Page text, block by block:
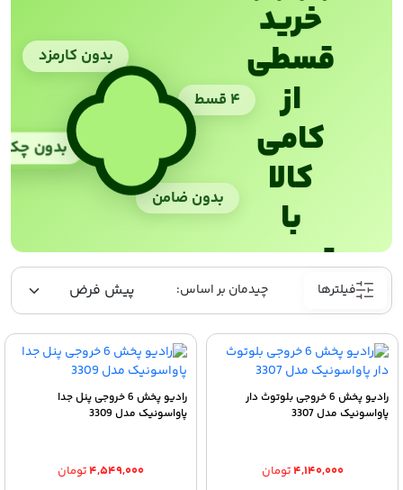
خرید
قسطی
از
کامی
کالا
با
ترب‌پی
بدون کارمزد
۴ قسط
بدون چک
بدون ضامن
فیلترها
رادیو پخش 6 خروجی بلوتوث دار
پاواسونیک مدل 3307
۴,۱۴۰,۰۰۰تومان
رادیو پخش 6 خروجی پنل جدا
پاواسونیک مدل 3309
۴,۵۴۹,۰۰۰تومان